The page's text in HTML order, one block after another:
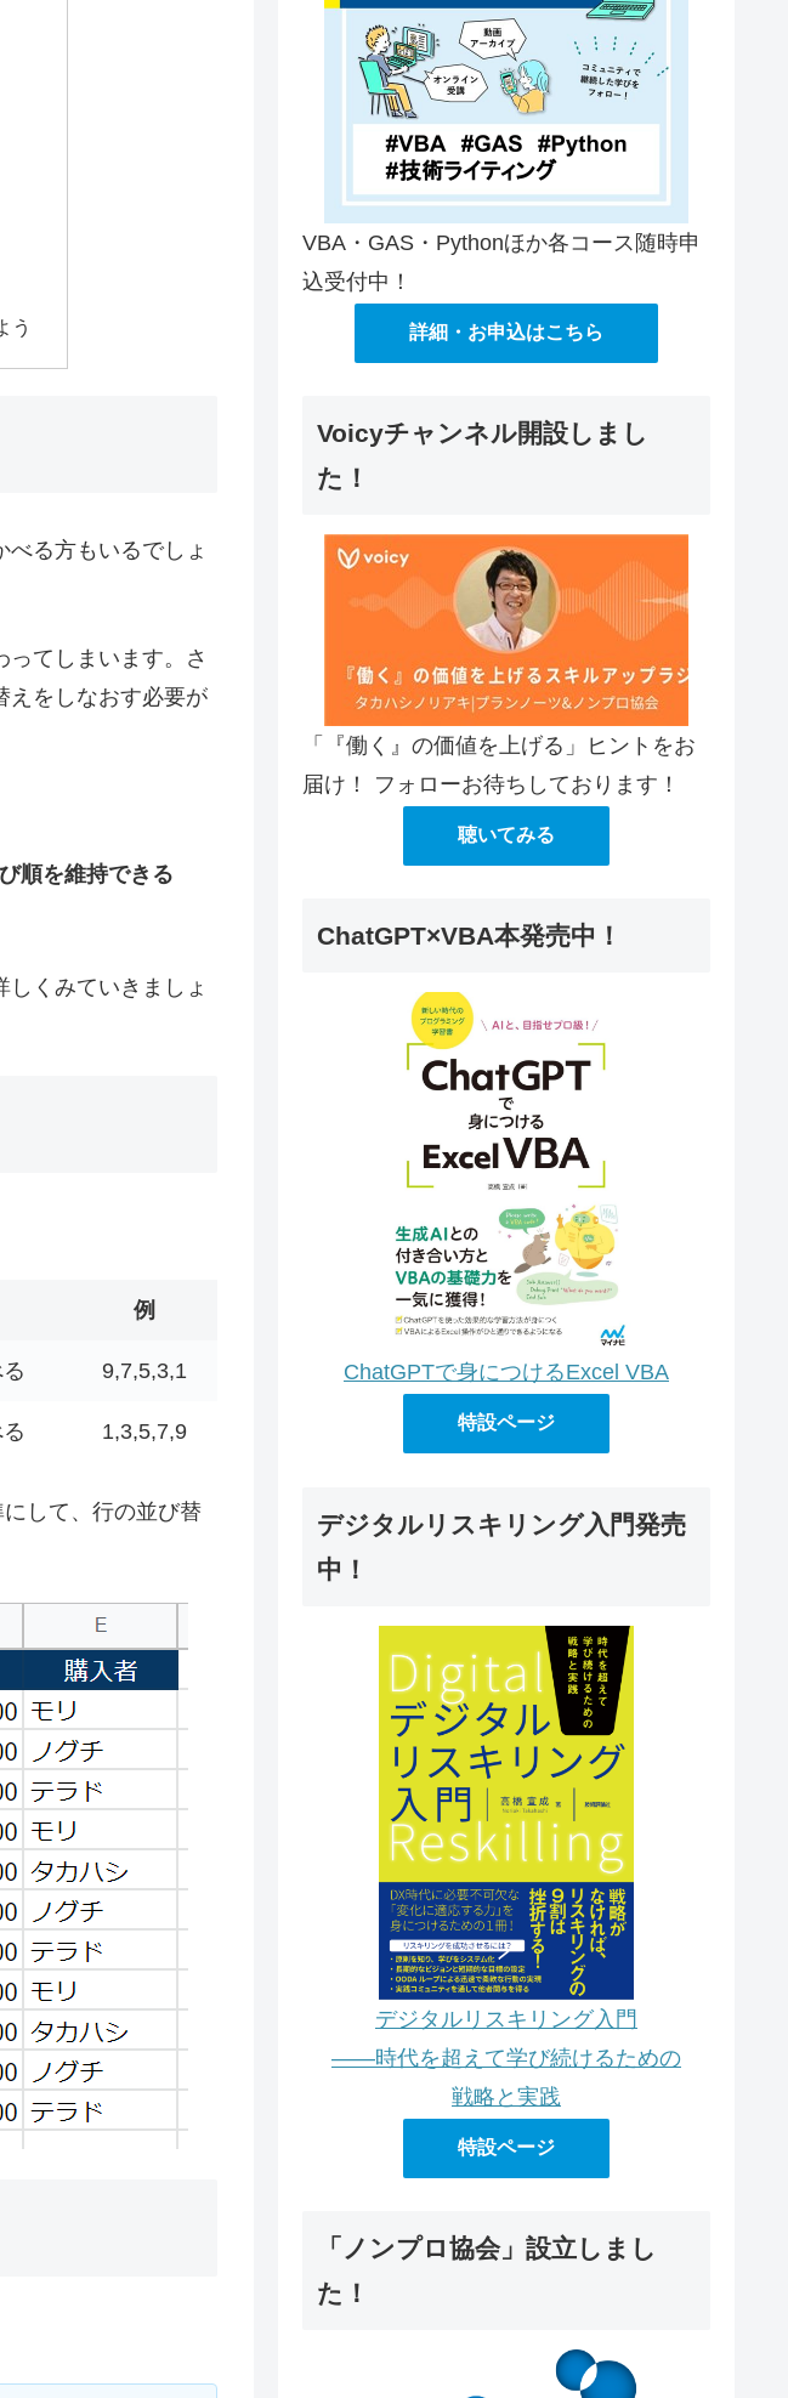
う
べる方もいるでしょ
てしまいます。さ
えをしなおす必要が
順を維持できる
くみていきましょ
例
9,7,5,3,1
1,3,5,7,9
して、行の並び替
VBA・GAS・Pythonほか各コース随時申
込受付中！
詳細・お申込はこちら
Voicyチャンネル開設しまし
た！
「『働く』の価値を上げる」ヒントをお
届け！ フォローお待ちしております！
聴いてみる
ChatGPT×VBA本発売中！
ChatGPTで身につけるExcel VBA
特設ページ
デジタルリスキリング入門発売
中！
デジタルリスキリング入門
――時代を超えて学び続けるための
戦略と実践
特設ページ
「ノンプロ協会」設立しまし
た！